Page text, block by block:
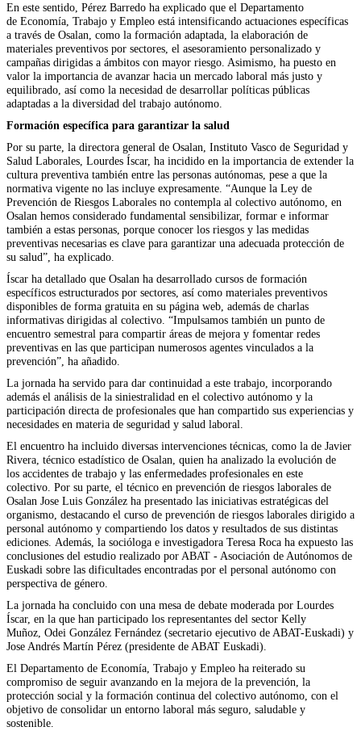
En este sentido, Pérez Barredo ha explicado que el Departamento
de Economía, Trabajo y Empleo está intensificando actuaciones específicas
a través de Osalan, como la formación adaptada, la elaboración de
materiales preventivos por sectores, el asesoramiento personalizado y
campañas dirigidas a ámbitos con mayor riesgo. Asimismo, ha puesto en
valor la importancia de avanzar hacia un mercado laboral más justo y
equilibrado, así como la necesidad de desarrollar políticas públicas
adaptadas a la diversidad del trabajo autónomo.
Formación específica para garantizar la salud
Por su parte, la directora general de Osalan, Instituto Vasco de Seguridad y
Salud Laborales, Lourdes Íscar, ha incidido en la importancia de extender la
cultura preventiva también entre las personas autónomas, pese a que la
normativa vigente no las incluye expresamente. “Aunque la Ley de
Prevención de Riesgos Laborales no contempla al colectivo autónomo, en
Osalan hemos considerado fundamental sensibilizar, formar e informar
también a estas personas, porque conocer los riesgos y las medidas
preventivas necesarias es clave para garantizar una adecuada protección de
su salud”, ha explicado.
Íscar ha detallado que Osalan ha desarrollado cursos de formación
específicos estructurados por sectores, así como materiales preventivos
disponibles de forma gratuita en su página web, además de charlas
informativas dirigidas al colectivo. “Impulsamos también un punto de
encuentro semestral para compartir áreas de mejora y fomentar redes
preventivas en las que participan numerosos agentes vinculados a la
prevención”, ha añadido.
La jornada ha servido para dar continuidad a este trabajo, incorporando
además el análisis de la siniestralidad en el colectivo autónomo y la
participación directa de profesionales que han compartido sus experiencias y
necesidades en materia de seguridad y salud laboral.
El encuentro ha incluido diversas intervenciones técnicas, como la de Javier
Rivera, técnico estadístico de Osalan, quien ha analizado la evolución de
los accidentes de trabajo y las enfermedades profesionales en este
colectivo. Por su parte, el técnico en prevención de riesgos laborales de
Osalan Jose Luis González ha presentado las iniciativas estratégicas del
organismo, destacando el curso de prevención de riesgos laborales dirigido a
personal autónomo y compartiendo los datos y resultados de sus distintas
ediciones. Además, la socióloga e investigadora Teresa Roca ha expuesto las
conclusiones del estudio realizado por ABAT - Asociación de Autónomos de
Euskadi sobre las dificultades encontradas por el personal autónomo con
perspectiva de género.
La jornada ha concluido con una mesa de debate moderada por Lourdes
Íscar, en la que han participado los representantes del sector Kelly
Muñoz, Odei González Fernández (secretario ejecutivo de ABAT-Euskadi) y
Jose Andrés Martín Pérez (presidente de ABAT Euskadi).
El Departamento de Economía, Trabajo y Empleo ha reiterado su
compromiso de seguir avanzando en la mejora de la prevención, la
protección social y la formación continua del colectivo autónomo, con el
objetivo de consolidar un entorno laboral más seguro, saludable y
sostenible.